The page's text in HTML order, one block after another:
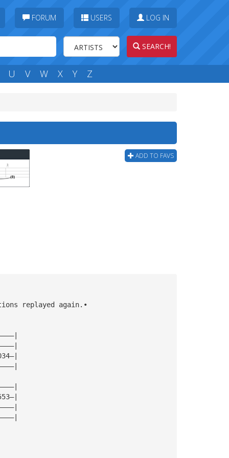
FORUM USERS LOG IN
SEARCH!
U V W X Y Z
ADD TO FAVS
replayed again.•